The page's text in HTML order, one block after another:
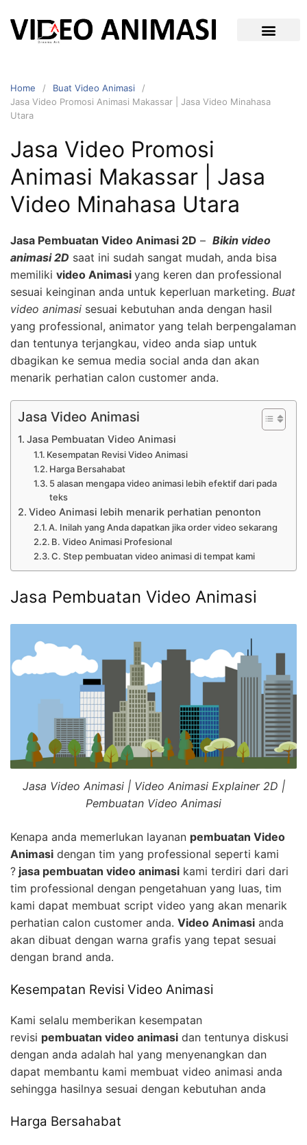
Home
Buat Video Animasi
Jasa Video Promosi Animasi Makassar | Jasa Video Minahasa
Utara
Jasa Video Promosi
Animasi Makassar | Jasa
Video Minahasa Utara
Jasa Pembuatan Video Animasi 2D – Bikin video
animasi 2D saat ini sudah sangat mudah, anda bisa
memiliki video Animasi yang keren dan professional
sesuai keinginan anda untuk keperluan marketing. Buat
video animasi sesuai kebutuhan anda dengan hasil
yang professional, animator yang telah berpengalaman
dan tentunya terjangkau, video anda siap untuk
dbagikan ke semua media social anda dan akan
menarik perhatian calon customer anda.
Jasa Video Animasi
Jasa Pembuatan Video Animasi
Kesempatan Revisi Video Animasi
Harga Bersahabat
5 alasan mengapa video animasi lebih efektif dari pada
teks
Video Animasi lebih menarik perhatian penonton
A. Inilah yang Anda dapatkan jika order video sekarang
B. Video Animasi Profesional
C. Step pembuatan video animasi di tempat kami
Jasa Pembuatan Video Animasi
Jasa Video Animasi | Video Animasi Explainer 2D |
Pembuatan Video Animasi
Kenapa anda memerlukan layanan pembuatan Video
Animasi dengan tim yang professional seperti kami
? jasa pembuatan video animasi kami terdiri dari dari
tim professional dengan pengetahuan yang luas, tim
kami dapat membuat script video yang akan menarik
perhatian calon customer anda. Video Animasi anda
akan dibuat dengan warna grafis yang tepat sesuai
dengan brand anda.
Kesempatan Revisi Video Animasi
Kami selalu memberikan kesempatan
revisi pembuatan video animasi dan tentunya diskusi
dengan anda adalah hal yang menyenangkan dan
dapat membantu kami membuat video animasi anda
sehingga hasilnya sesuai dengan kebutuhan anda
Harga Bersahabat